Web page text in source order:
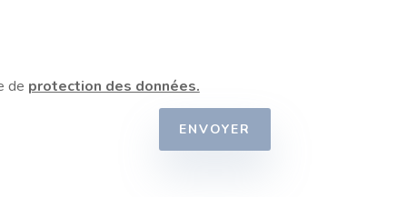
de protection des données.
ENVOYER